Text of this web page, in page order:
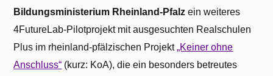
Bildungsministerium Rheinland-Pfalz ein weiteres
4FutureLab-Pilotprojekt mit ausgesuchten Realschulen
Plus im rheinland-pfälzischen Projekt„Keiner ohne
Anschluss“ (kurz: KoA), die ein besonders betreutes